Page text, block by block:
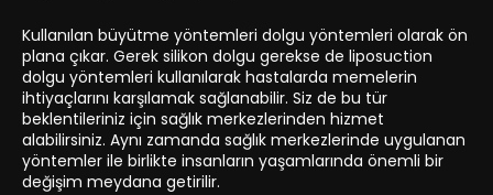
Kullanılan büyütme yöntemleri dolgu yöntemleri olarak ön
plana çıkar. Gerek silikon dolgu gerekse de liposuction
dolgu yöntemleri kullanılarak hastalarda memelerin
ihtiyaçlarını karşılamak sağlanabilir. Siz de bu tür
beklentileriniz için sağlık merkezlerinden hizmet
alabilirsiniz. Aynı zamanda sağlık merkezlerinde uygulanan
yöntemler ile birlikte insanların yaşamlarında önemli bir
değişim meydana getirilir.